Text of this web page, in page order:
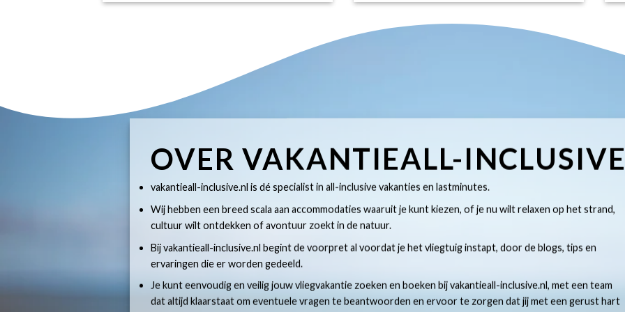
OVER VAKANTIEALL-
vakantieall-inclusive.nl is dé specialist in all-inclusive vakanties en lastminutes.
Wij hebben een breed scala aan accommodaties waaruit je kunt kiezen, of je nu wilt relaxen op het strand,
cultuur wilt ontdekken of avontuur zoekt in de natuur.
Bij vakantieall-inclusive.nl begint de voorpret al voordat je het vliegtuig instapt, door de blogs, tips en
ervaringen die er worden gedeeld.
Je kunt eenvoudig en veilig jouw vliegvakantie zoeken en boeken bij vakantieall-inclusive.nl, met een team
dat altijd klaarstaat om eventuele vragen te beantwoorden en ervoor te zorgen dat jij met een gerust hart